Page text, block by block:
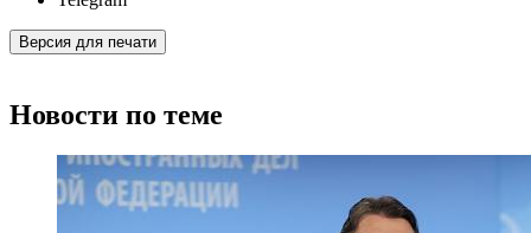
Версия для печати
Новости по теме